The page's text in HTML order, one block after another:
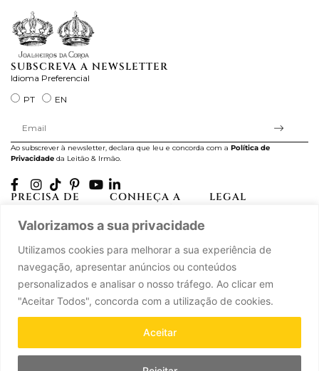
Valorizamos a sua privacidade
Utilizamos cookies para melhorar a sua experiência de
navegação, apresentar anúncios ou conteúdos
personalizados e analisar o nosso tráfego. Ao clicar em
"Aceitar Todos", concorda com a utilização de cookies.
Aceitar
SUBSCREVA A NEWSLETTER
Idioma Preferencial
PT
EN
Ao subscrever à newsletter, declara que leu e concorda com a Política de
Privacidade da Leitão & Irmão.
PRECISA DE
A minha conta
Contacte-nos
CONHEÇA A
História
LEGAL
Termos e Condições
Livro de Reclamações